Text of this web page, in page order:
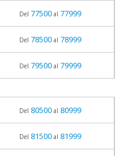
Del 77500al 77999
Del 78500al 78999
Del 79500al 79999
Del 80500al 80999
Del 81500al 81999